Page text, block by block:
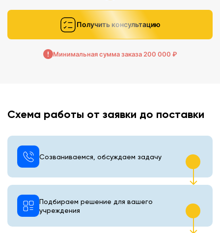
Получить консультацию
Минимальная сумма заказа 200 000 ₽
Схема работы от заявки до поставки
Созваниваемся, обсуждаем задачу
Подбираем решение для вашего
учреждения